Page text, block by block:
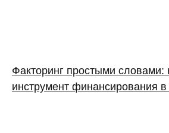
Факторинг простыми словами:
инструмент финансирования в